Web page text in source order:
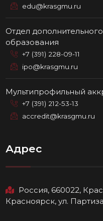
edu@krasgmu.ru
Отдел
образования
+7 (391) 228-09-11
ipo@krasgmu.ru
Мультипрофильный
+7 (391) 212-53-13
accredit@krasgmu.ru
Адрес
Россия, 660022,
Красноярск, ул.